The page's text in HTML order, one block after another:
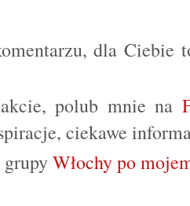
dla Ciebie
polub mnie na
ciekawe
Włochy po